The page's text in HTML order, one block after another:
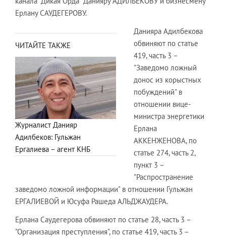
Ерлану САУДЕГЕРОВУ.
ЧИТАЙТЕ ТАКЖЕ
Журналист Данияр
Адилбеков: Гульжан
Ергалиева – агент КНБ
Данияра Адилбекова
обвиняют по статье
419, часть 3 –
"Заведомо ложный
донос из корыстных
побуждений" в
отношении вице-
министра энергетики
Ерлана
АККЕНЖЕНОВА, по
статье 274, часть 2,
пункт 3 –
"Распространение
заведомо ложной информации" в отношении Гульжан
ЕРГАЛИЕВОЙ и Юсуфа Рашеда АЛЬДЖАУДЕРА.
Ерлана Саудегерова обвиняют по статье 28, часть 3 –
"Организация преступления", по статье 419, часть 3 –